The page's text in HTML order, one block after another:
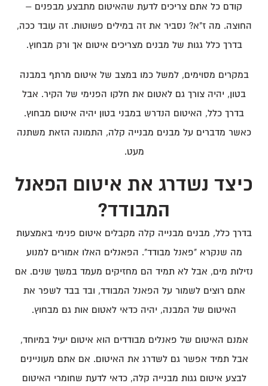
קודם כל אתם צריכים לדעת שהאיטום מתבצע מבפנים –
החוצה. מה ז"א? נסביר את זה במילים פשוטות. זה עובד ככה,
בדרך כלל גגות של מבנים מצריכים איטום אך ורק מבחוץ.
במקרים מסוימים, למשל כמו במצב של איטום מרתף במבנה
בטון, יהיה צורך גם לאטום את חלקו הפנימי של הקיר. אבל
בדרך כלל, האיטום הנדרש במבני בטון יהיה איטום מבחוץ.
כאשר מדברים על מבנים מבנייה קלה, התמונה הזאת משתנה
מעט.
כיצד נשדרג את איטום הפאנל
המבודד?
בדרך כלל, מבנים מבנייה קלה מקבלים איטום פנימי באמצעות
מה שנקרא "פאנל מבודד". הפאנלים האלו אמורים למנוע
נזילות מים, אבל לא תמיד הם מחזיקים מעמד במשך שנים. אם
אתם רוצים לשמור על הפאנל המבודד, ובד בבד לשפר את
האיטום של המבנה, יהיה כדאי לאטום אות גם מבחוץ.
אמנם האיטום של פאנלים מבודדים הוא איטום יעיל במיוחד,
אבל תמיד אפשר גם לשדרג את האיטום. אם אתם מעוניינים
לבצע איטום גגות מבנייה קלה, כדאי לדעת שחומרי האיטום